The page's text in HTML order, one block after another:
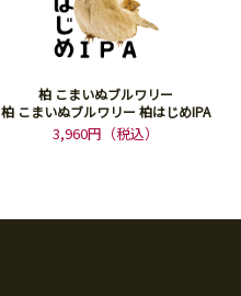
柏 こまいぬブルワリー
柏 こまいぬブルワリー 柏はじめIPA
3,960円（税込）